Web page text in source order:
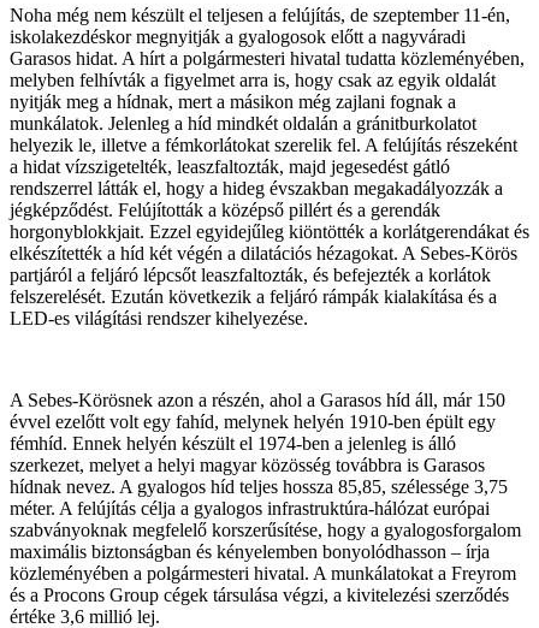
Noha még nem készült el teljesen a felújítás, de szeptember 11-én,
iskolakezdéskor megnyitják a gyalogosok előtt a nagyváradi
Garasos hidat. A hírt a polgármesteri hivatal tudatta közleményében,
melyben felhívták a figyelmet arra is, hogy csak az egyik oldalát
nyitják meg a hídnak, mert a másikon még zajlani fognak a
munkálatok. Jelenleg a híd mindkét oldalán a gránitburkolatot
helyezik le, illetve a fémkorlátokat szerelik fel. A felújítás részeként
a hidat vízszigetelték, leaszfaltozták, majd jegesedést gátló
rendszerrel látták el, hogy a hideg évszakban megakadályozzák a
jégképződést. Felújították a középső pillért és a gerendák
horgonyblokkjait. Ezzel egyidejűleg kiöntötték a korlátgerendákat és
elkészítették a híd két végén a dilatációs hézagokat. A Sebes-Körös
partjáról a feljáró lépcsőt leaszfaltozták, és befejezték a korlátok
felszerelését. Ezután következik a feljáró rámpák kialakítása és a
LED-es világítási rendszer kihelyezése.
A Sebes-Körösnek azon a részén, ahol a Garasos híd áll, már 150
évvel ezelőtt volt egy fahíd, melynek helyén 1910-ben épült egy
fémhíd. Ennek helyén készült el 1974-ben a jelenleg is álló
szerkezet, melyet a helyi magyar közösség továbbra is Garasos
hídnak nevez. A gyalogos híd teljes hossza 85,85, szélessége 3,75
méter. A felújítás célja a gyalogos infrastruktúra-hálózat európai
szabványoknak megfelelő korszerűsítése, hogy a gyalogosforgalom
maximális biztonságban és kényelemben bonyolódhasson – írja
közleményében a polgármesteri hivatal. A munkálatokat a Freyrom
és a Procons Group cégek társulása végzi, a kivitelezési szerződés
értéke 3,6 millió lej.